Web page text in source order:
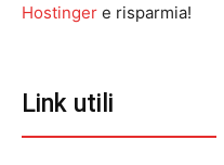
Hostinger e risparmia!
Link utili